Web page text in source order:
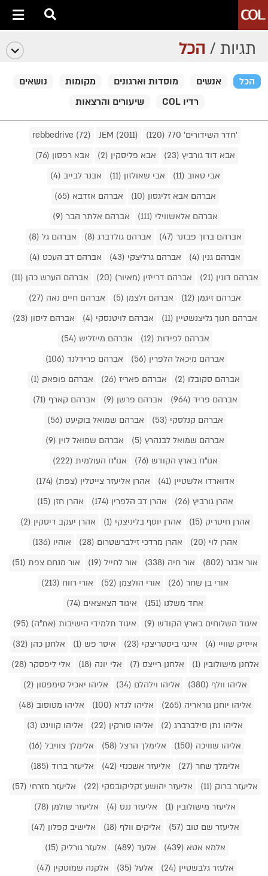
תגיות / הכל
הכל אנשים מוסדות וארגונים מקומות
נושאים
רדיו COL
שיעורים והרצאות
'חדר השידורים' 770 (120) JEM (2011)
rebbedrive (72)
אבא דוד גורביץ (23)
אבא פליסקין (2)
אבא רפסון (76)
אבי טאוב (11)
אבי שאולזון (11)
אבנר לבייב (4)
אברהם אבא זליגסון (10)
אברהם אזדבא (65)
אברהם אלאשווילי (111)
אברהם אלתר הבר (9)
אברהם ברוך פבזנר (47)
אברהם גולדברג (8)
אברהם גל (8)
אברהם גנין (4)
אברהם גרליצקי (43)
אברהם דב העכט (4)
אברהם דונין (21)
אברהם דרייזין (מאיור) (20)
אברהם הערש כהן (11)
אברהם זיגמן (12)
אברהם זלצמן (5)
אברהם חיים נאה (27)
אברהם חנוך גליצנשטיין (11)
אברהם לויטנסקי (4)
אברהם ליסון (23)
אברהם לפידות (12)
אברהם מייזליש (54)
אברהם מיכאל הלפרין (56)
אברהם פרידלנד (106)
אברהם סקובלו (2)
אברהם פאריז (26)
אברהם פופאק (1)
אברהם פריד (964)
אברהם פרשן (9)
אברהם קארף (71)
אברהם קנלסקי (53)
אברהם שמואל בוקיעט (56)
אברהם שמואל לבנהרץ (5)
אברהם שמואל לוין (9)
אגו"ח בארץ הקודש (76)
אגו"ח העולמית (222)
אדוארדו אלשטיין (41)
אהרן אליעזר צייטלין (צפת) (174)
אהרן גורביץ (26)
אהרן דב הלפרין (174)
אהרן חזן (15)
אהרן חיטריק (15)
אהרן יוסף בליניצקי (1)
אהרן יעקב דיסקין (2)
אהרן לוי (20)
אהרן מרדכי זילברשטרום (28)
אוהיו (136)
אור אבנר (802)
אור חיה (338) אור לחייל (19)
אור מנחם צפת (51)
אורי בן שחר (26)
אורי הולצמן (52)
אורי רווח (213)
אחד משלנו (151)
איגוד הצאצאים (74)
איגוד השלוחים בארץ הקודש (9)
איגוד תלמידי הישיבות (את"ה) (95)
אייזיק שוויי (4)
אינגי ביסטריצקי (23) איסר פש (1)
אלחנן כהן (32)
אלחנן מישולובין (1)
אלחנן רייצס (7) אלי יונה (18)
אלי ליפסקר (28)
אליהו וולף (380)
אליהו וילהלם (34)
אליהו יאכיל סימפסון (2)
אליהו יוחנן גוראריה (265)
אליהו לנדא (100)
אליהו מטוסוב (48)
אליהו נתן סילברברג (2)
אליהו סורקין (22)
אליהו קווינט (3)
אליהו שוויכה (150)
אלימלך הרצל (58)
אלימלך צוויבל (16)
אלימלך שחר (27)
אליעזר אשכנזי (42)
אליעזר ברוד (185)
אליעזר ברוק (11)
אליעזר יהושע זקליקובסקי (22)
אליעזר מזרחי (57)
אליעזר מישולובין (1)
אליעזר ננס (4)
אליעזר שולמן (78)
אליעזר שם טוב (57)
אליקים וולף (18)
אלישיב קפלון (47)
אלמא אטא (439)
אלעד (489)
אלעזר גורליק (15)
אלעזר גלבשטיין (24)
אלעל (35)
אלקנה שמוטקין (47)